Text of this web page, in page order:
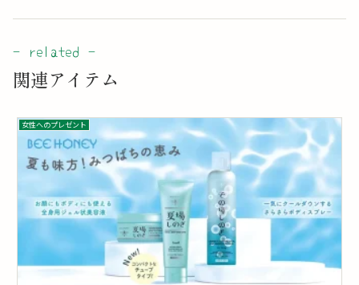
関連アイテム
女性へのプレゼント